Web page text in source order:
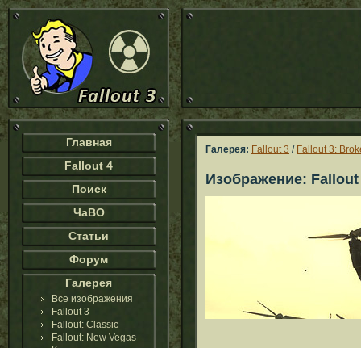
Главная
Fallout 4
Поиск
ЧаВО
Статьи
Форум
Галерея
Все изображения
Fallout 3
Fallout: Classic
Fallout: New Vegas
Галерея: Fallout 3 / Fallout 3:
Изображение: